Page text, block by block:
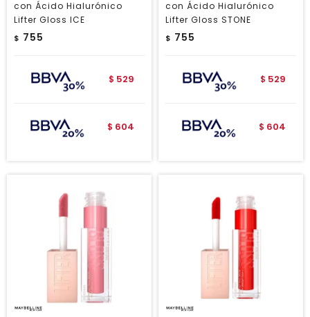
con Ácido Hialurónico
Lifter Gloss ICE
$ 755
$ 529
$ 604
con Ácido Hialurónico
Lifter Gloss STONE
$ 755
$ 529
$ 604